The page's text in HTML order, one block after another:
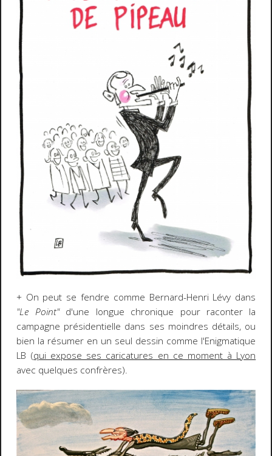
+ On peut se fendre comme Bernard-Henri Lévy dans
"Le Point"d'une longue chronique pour raconter la
campagne présidentielle dans ses moindres détails, ou
bien la résumer en un seul dessin comme l'Enigmatique
LB (qui expose ses caricatures en ce moment à Lyon
avec quelques confrères).